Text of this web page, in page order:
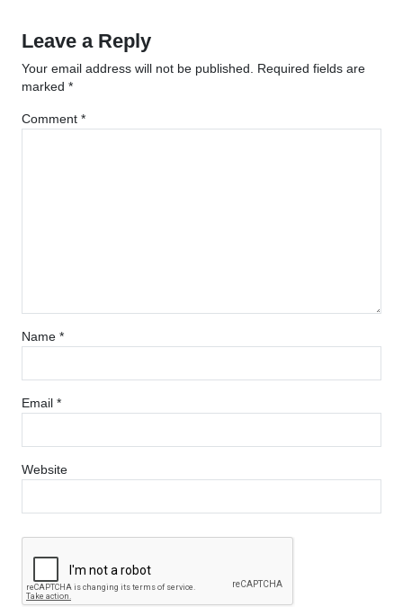
Leave a Reply
Your email address will not be published.
Required fields are
marked *
Comment *
Name *
Email *
Website